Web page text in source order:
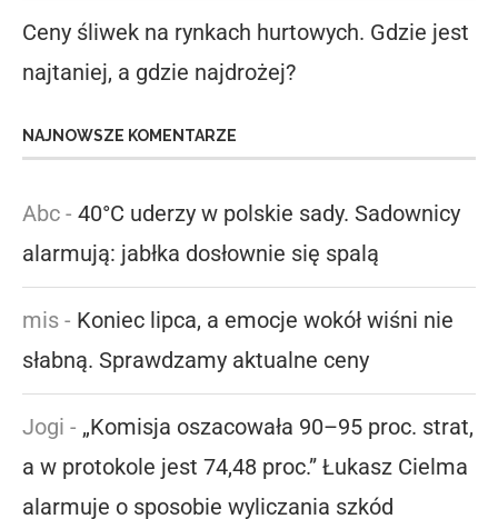
Ceny śliwek na rynkach hurtowych. Gdzie jest
najtaniej, a gdzie najdrożej?
NAJNOWSZE KOMENTARZE
Abc - 40°C uderzy w polskie sady. Sadownicy
alarmują: jabłka dosłownie się spalą
mis - Koniec lipca, a emocje wokół wiśni nie
słabną. Sprawdzamy aktualne ceny
Jogi - „Komisja oszacowała 90–95 proc. strat,
a w protokole jest 74,48 proc.” Łukasz Cielma
alarmuje o sposobie wyliczania szkód